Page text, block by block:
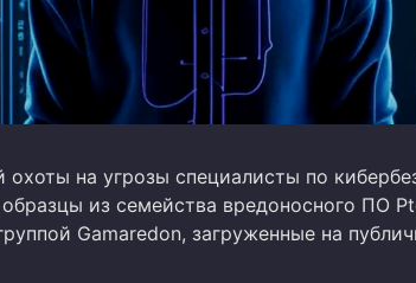
охоты на угрозы специалисты по
из семейства вредоносного ПО
Gamaredon, загруженные на